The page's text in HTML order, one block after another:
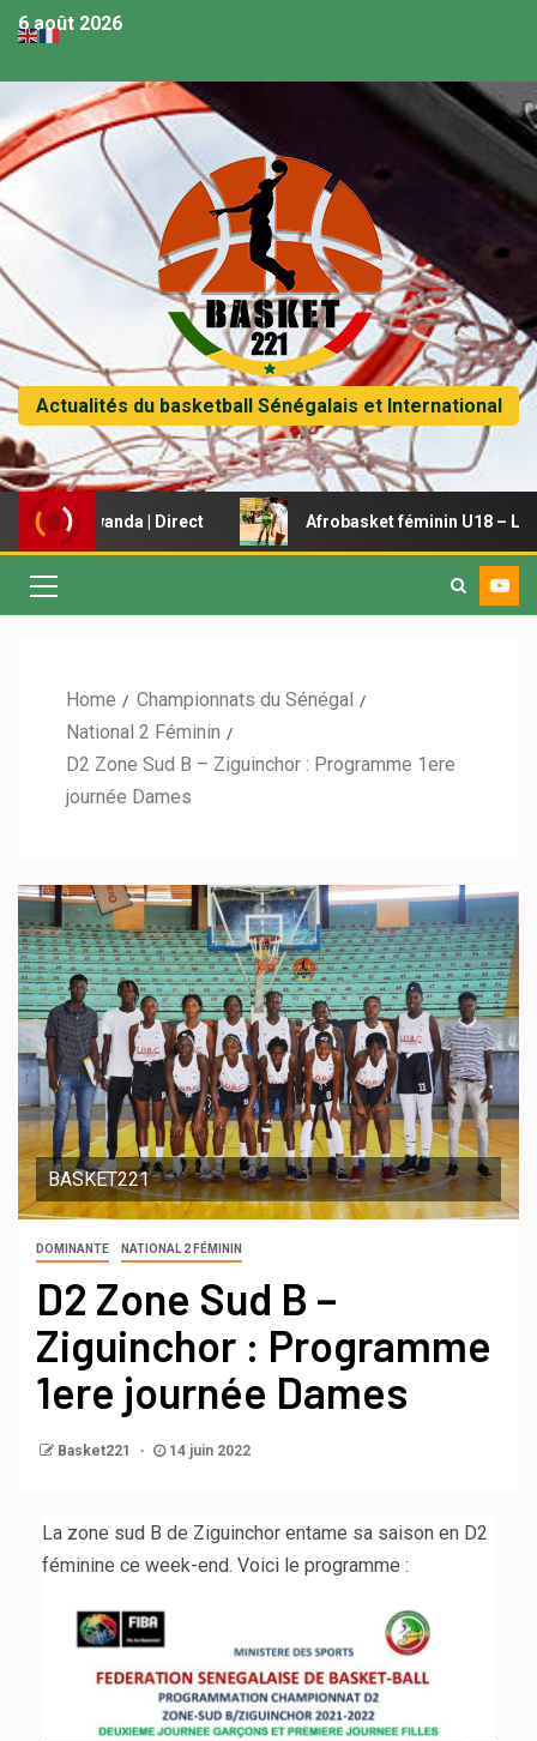
6 août 2026
Actualités du basketball Sénégalais et International
Rwanda | Direct Afrobasket féminin U18 – Le Mali
Home
Championnats du Sénégal
National 2 Féminin
D2 Zone Sud B – Ziguinchor : Programme 1ere
journée Dames
BASKET221
DOMINANTE NATIONAL 2 FÉMININ
D2 Zone Sud B –
Ziguinchor : Programme
1ere journée Dames
Basket221 14 juin 2022
La zone sud B de Ziguinchor entame sa saison en D2
féminine ce week-end. Voici le programme :